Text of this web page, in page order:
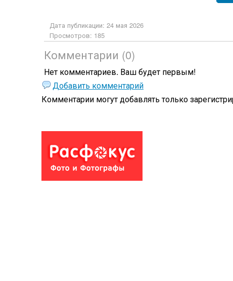
Дата публикации: 24 мая 2026
Просмотров: 185
Комментарии (0)
Нет комментариев. Ваш будет первым!
Добавить комментарий
Комментарии могут добавлять только